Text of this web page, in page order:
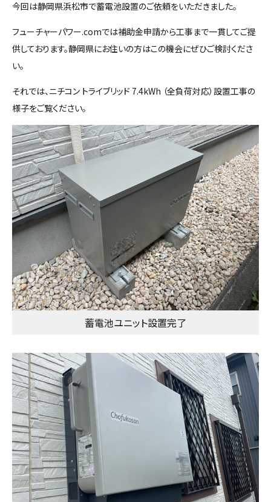
今回は静岡県浜松市で蓄電池設置のご依頼をいただきました。
フューチャーパワー.comでは補助金申請から工事まで一貫してご提
供しております。静岡県にお住いの方はこの機会にぜひご検討くださ
い。
それでは、ニチコン トライブリッド 7.4kWh （全負荷対応）設置工事の
様子をご覧ください。
蓄電池ユニット設置完了